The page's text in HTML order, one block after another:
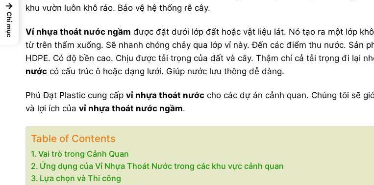
khu vườn luôn khô ráo. Bảo vệ hệ thống rễ cây.
Vỉ nhựa thoát nước ngầm được đặt dưới lớp đất hoặc vật liệu lát. Nó tạo ra một lớp
từ trên thấm xuống. Sẽ nhanh chóng chảy qua lớp vỉ này. Đến các điểm thu nước. Sản
HDPE. Có độ bền cao. Chịu được tải trọng của đất và cây. Thậm chí cả tải trọng đi lại
nước có cấu trúc ô hoặc dạng lưới. Giúp nước lưu thông dễ dàng.
Phú Đạt Plastic cung cấp vỉ nhựa thoát nước cho các dự án cảnh quan. Chúng tôi sẽ
và lợi ích của vỉ nhựa thoát nước ngầm.
Table of Contents
Vai trò trong Cảnh Quan
Ứng dụng của Vỉ Nhựa Thoát Nước trong các khu vực cảnh quan
Lựa chọn và Thi công
→
Chỉ mục